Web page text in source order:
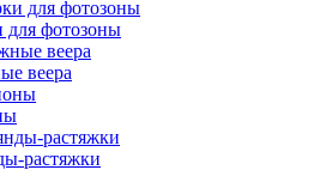
фотозоны
веера
растяжки